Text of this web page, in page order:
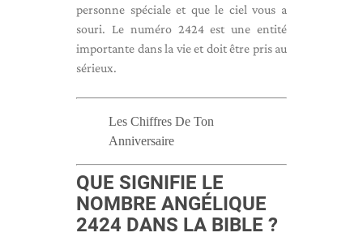
personne spéciale et que le ciel vous a
souri. Le numéro 2424 est une entité
importante dans la vie et doit être pris au
sérieux.
Les Chiffres De Ton
Anniversaire
QUE SIGNIFIE LE
NOMBRE ANGÉLIQUE
2424 DANS LA BIBLE ?